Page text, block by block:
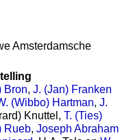
Amsterdamsche
Bron, J. (Jan) Franken
(Wibbo) Hartman, J.
Knuttel, T. (Ties)
Rueb, Joseph Abraham